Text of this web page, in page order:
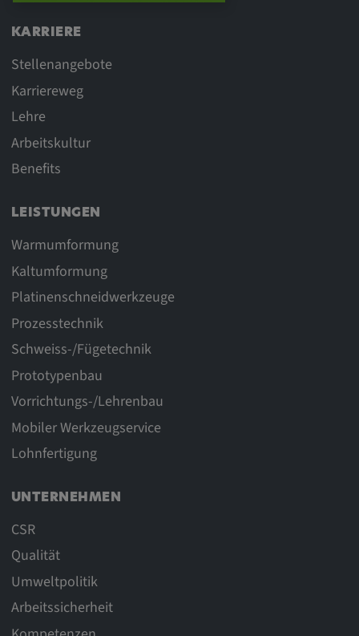
KARRIERE
Stellenangebote
Karriereweg
Lehre
Arbeitskultur
Benefits
LEISTUNGEN
Warmumformung
Kaltumformung
Platinenschneidwerkzeuge
Prozesstechnik
Schweiss-/Fügetechnik
Prototypenbau
Vorrichtungs-/Lehrenbau
Mobiler Werkzeugservice
Lohnfertigung
UNTERNEHMEN
CSR
Qualität
Umweltpolitik
Arbeitssicherheit